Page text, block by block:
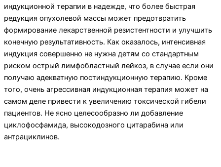
индукционной терапии в надежде, что более быстрая
редукция опухолевой массы может предотвратить
формирование лекарственной резистентности и улучшить
конечную результативность. Как оказалось, интенсивная
индукция совершенно не нужна детям со стандартным
риском острый лимфобластный лейкоз, в случае если они
получаю адекватную постиндукционную терапию. Кроме
того, очень агрессивная индукционная терапия может на
самом деле привести к увеличению токсической гибели
пациентов. Не ясно целесообразно ли добавление
циклофосфамида, высокодозного цитарабина или
антрациклинов.